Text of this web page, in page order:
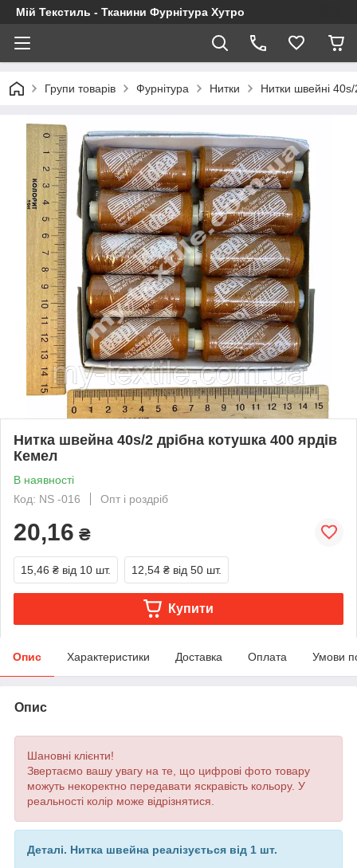
Мій Текстиль - Тканини Фурнітура Хутро
Групи товарів Фурнітура Нитки Нитки швейні
Нитка швейна 40s/2 дрібна котушка 400 ярдів
Кемел
В наявності
Код: NS -016
Опт і роздріб
20,16 ₴
15,46 ₴ від 10 шт. 12,54 ₴ від 50 шт.
Купити
Опис Характеристики Доставка Оплата Умови
Опис
Шановні клієнти!
Звертаємо вашу увагу на те, що цифрові фото товару
можуть некоректно передавати яскравість кольору. У
реальності колір може відрізнятися.
Деталі. Нитка швейна реалізується від 1 шт.